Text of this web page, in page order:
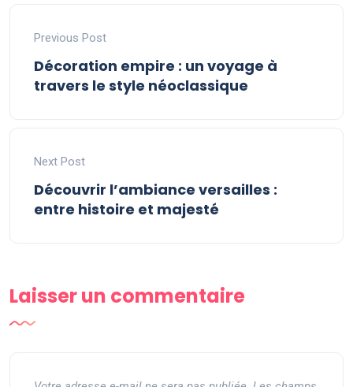
Previous Post
Décoration empire : un voyage à
travers le style néoclassique
Next Post
Découvrir l’ambiance versailles :
entre histoire et majesté
Laisser un commentaire